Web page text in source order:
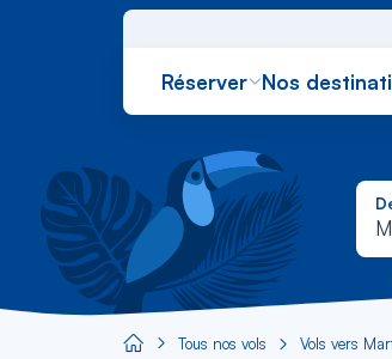
Réserver Nos
Aircaraibes.com
Tous nos vols Vols vers